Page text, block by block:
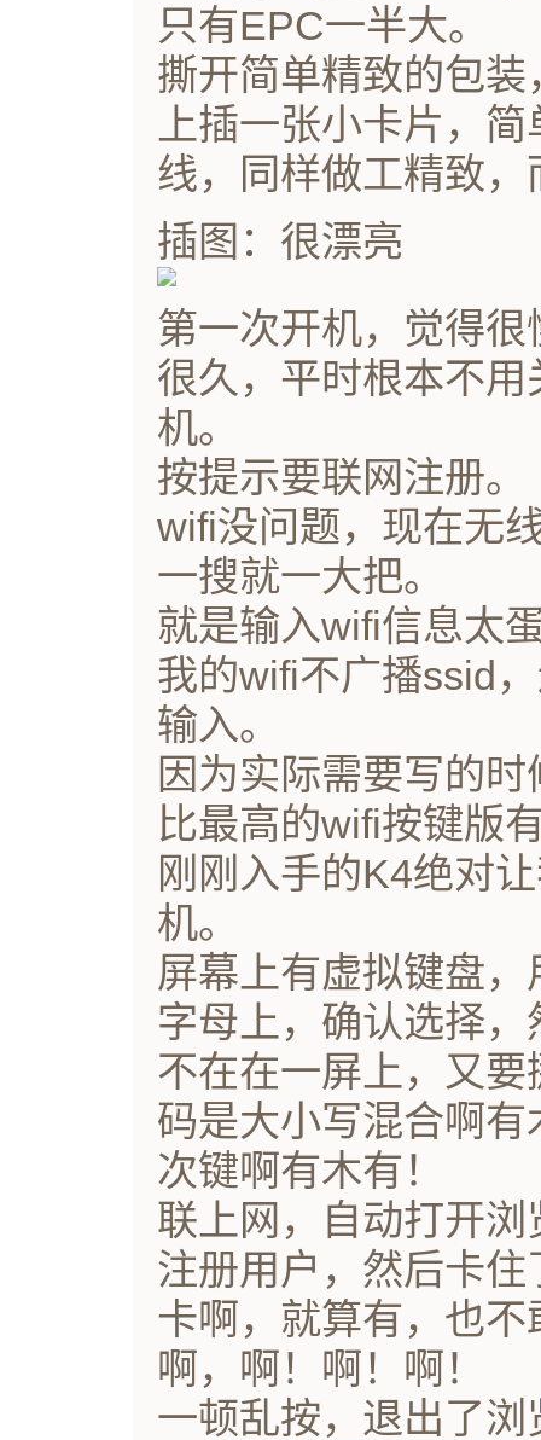
只有EPC一半大。
撕开简单精致的包
上插一张小卡片，
线，同样做工精致
插图：很漂亮
第一次开机，觉得
很久，平时根本不
机。
按提示要联网注册。
wifi没问题，现在无
一搜就一大把。
就是输入wifi信息太
我的wifi不广播ssid
输入。
因为实际需要写的
比最高的wifi按键版
刚刚入手的K4绝对
机。
屏幕上有虚拟键盘
字母上，确认选择
不在在一屏上，又
码是大小写混合啊
次键啊有木有！
联上网，自动打开
注册用户，然后卡
卡啊，就算有，也
啊，啊！啊！啊！
一顿乱按，退出了